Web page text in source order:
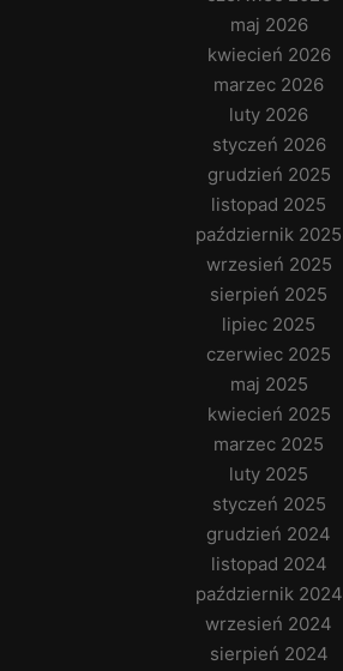
maj 2026
kwiecień 2026
marzec 2026
luty 2026
styczeń 2026
grudzień 2025
listopad 2025
październik 2025
wrzesień 2025
sierpień 2025
lipiec 2025
czerwiec 2025
maj 2025
kwiecień 2025
marzec 2025
luty 2025
styczeń 2025
grudzień 2024
listopad 2024
październik 2024
wrzesień 2024
sierpień 2024